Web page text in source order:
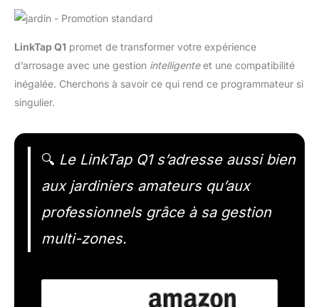
LinkTap Q1 promet de transformer votre expérience
d’arrosage avec une gestion intelligenteet une compatibilité
inégalée. Cherchons à savoir ce qui rend ce programmateur si
singulier.
🔍 Le LinkTap Q1 s’adresse aussi bien
aux jardiniers amateurs qu’aux
professionnels grâce à sa gestion
multi-zones.